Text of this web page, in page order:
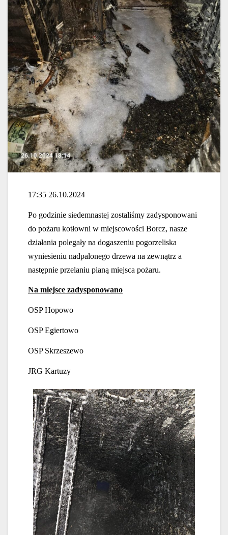
17:35 26.10.2024
Po godzinie siedemnastej zostaliśmy zadysponowani
do pożaru kotłowni w miejscowości Borcz, nasze
działania polegały na dogaszeniu pogorzeliska
wyniesieniu nadpalonego drzewa na zewnątrz a
następnie przelaniu pianą miejsca pożaru.
Na miejsce zadysponowano
OSP Hopowo
OSP Egiertowo
OSP Skrzeszewo
JRG Kartuzy